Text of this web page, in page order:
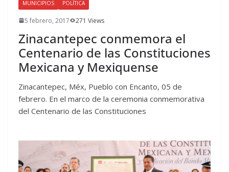
MUNICIPIOS POLÍTICA
5 febrero, 2017 271 Views
Zinacantepec conmemora el
Centenario de las Constituciones
Mexicana y Mexiquense
Zinacantepec, Méx, Pueblo con Encanto, 05 de
febrero. En el marco de la ceremonia conmemorativa
del Centenario de las Constituciones